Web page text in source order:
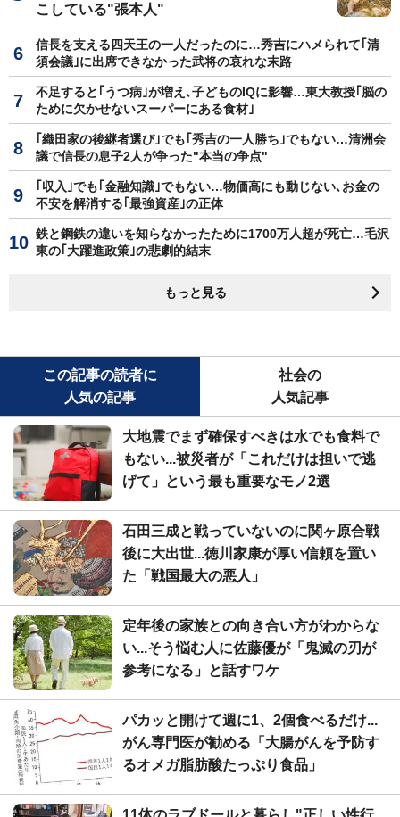
こしている"張本人"
信長を支える四天王の一人だったのに…秀吉にハメられて｢清
須会議｣に出席できなかった武将の哀れな末路
不足すると｢うつ病｣が増え､子どものIQに影響…東大教授｢脳の
ために欠かせないスーパーにある食材｣
｢織田家の後継者選び｣でも｢秀吉の一人勝ち｣でもない…清洲会
議で信長の息子2人が争った"本当の争点"
｢収入｣でも｢金融知識｣でもない…物価高にも動じない､お金の
不安を解消する｢最強資産｣の正体
鉄と鋼鉄の違いを知らなかったために1700万人超が死亡…毛沢
東の｢大躍進政策｣の悲劇的結末
もっと見る
この記事の読者に
人気の記事
社会の
人気記事
大地震でまず確保すべきは水でも食料で
もない...被災者が「これだけは担いで逃
げて」という最も重要なモノ2選
石田三成と戦っていないのに関ヶ原合戦
後に大出世...徳川家康が厚い信頼を置い
た「戦国最大の悪人」
定年後の家族との向き合い方がわからな
い...そう悩む人に佐藤優が「鬼滅の刃が
参考になる」と話すワケ
パカッと開けて週に1、2個食べるだけ...
がん専門医が勧める「大腸がんを予防す
るオメガ脂肪酸たっぷり食品」